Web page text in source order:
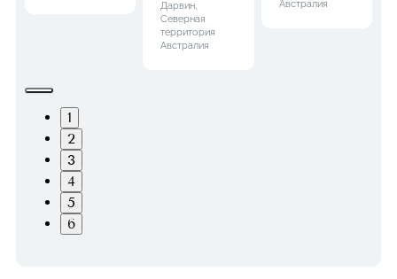
Дарвин,
Северная
территория
Австралия
Австралия
1
2
3
4
5
6